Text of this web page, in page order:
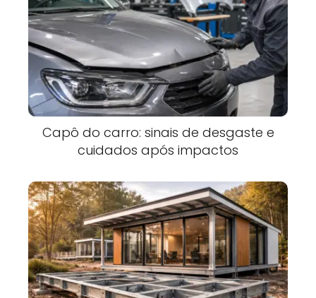
Capô do carro: sinais de desgaste e
cuidados após impactos